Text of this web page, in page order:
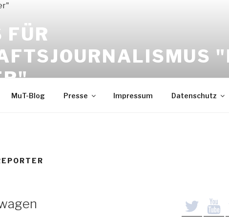
FÜR
MuT-Blog Presse Impressum Datenschutz